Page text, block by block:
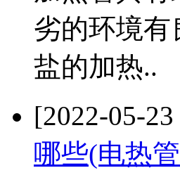
劣的环境
盐的加热..
[2022-05-
哪些(电热